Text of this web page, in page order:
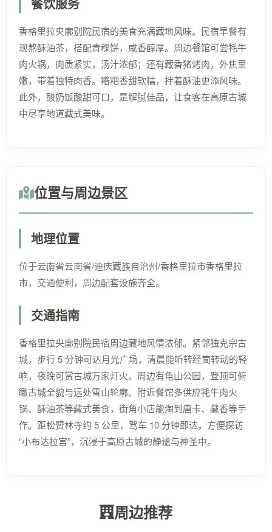
香格里拉央廓别院民宿的美食充满藏地风味。民宿早餐有
现熬酥油茶，搭配青稞饼，咸香醇厚。周边餐馆可尝牦牛
肉火锅，肉质紧实，汤汁浓郁；还有藏香猪烤肉，外焦里
嫩，带着独特肉香。糌粑香甜软糯，拌着酥油更添风味。
此外，酸奶饭酸甜可口，是解腻佳品，让食客在高原古城
中尽享地道藏式美味。
位置与周边景区
地理位置
位于云南省云南省/迪庆藏族自治州/香格里拉市香格里拉
市，交通便利，周边配套设施齐全。
交通指南
香格里拉央廓别院民宿周边藏地风情浓郁。紧邻独克宗古
城，步行 5 分钟可达月光广场，清晨能听转经筒转动的轻
响，夜晚可赏古城万家灯火。周边有龟山公园，登顶可俯
瞰古城全貌与远处雪山轮廓。附近餐馆多供应牦牛肉火
锅、酥油茶等藏式美食，街角小店能淘到唐卡、藏香等手
作。距松赞林寺约 5 公里，驾车 10 分钟即达，方便探访
“小布达拉宫”，沉浸于高原古城的静谧与神圣中。​
周边推荐